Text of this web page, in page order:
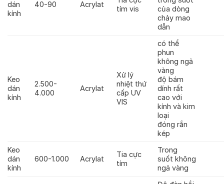
dán
kính
40-90 Acrylat
tím vis
của dòng
chảy mao
dẫn
Keo
dán
kính
2.500-
4.000
Acrylat
Xử lý
nhiệt thứ
cấp UV
VIS
có thể
phun
không ngả
vàng
độ bám
dính rất
cao với
kính và kim
loại
đóng rắn
kép
Keo
dán
kính
600-1.000 Acrylat
Tia cực
tím
Trong
suốt không
ngả vàng